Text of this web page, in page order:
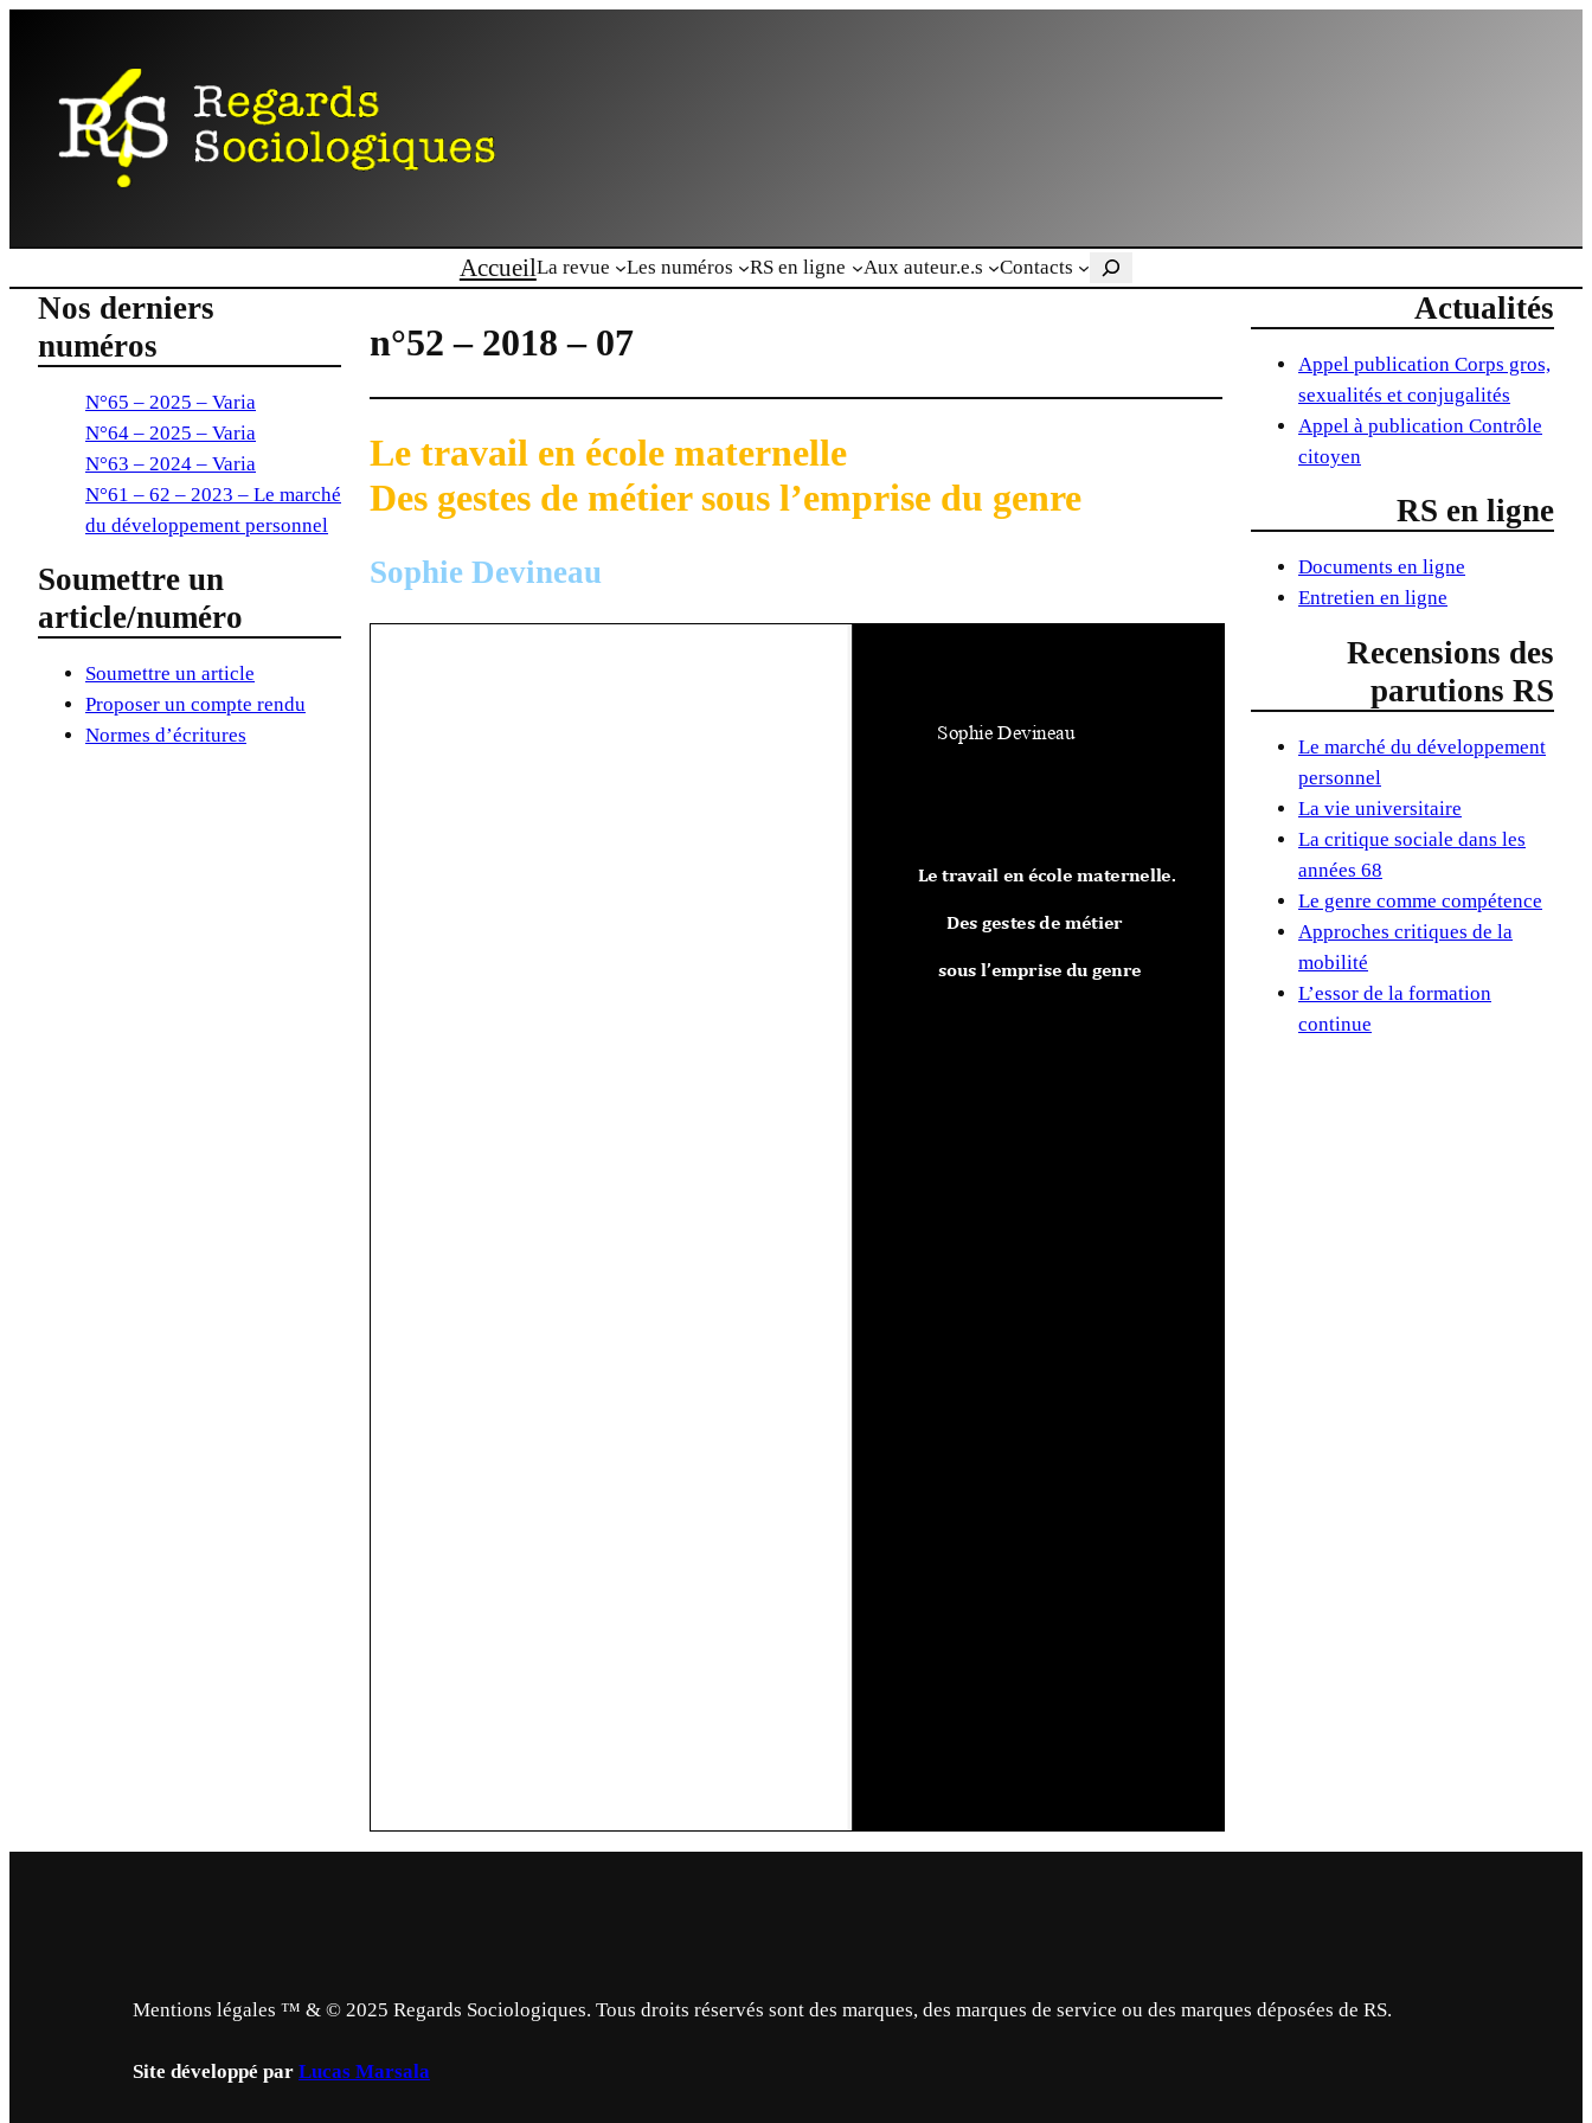
AccueilLa revue Les numéros RS en ligne Aux auteur.e.s Contacts Rechercher
Nos derniers
numéros
N°65 – 2025 – Varia
N°64 – 2025 – Varia
N°63 – 2024 – Varia
N°61 – 62 – 2023 – Le marché
du développement personnel
Soumettre un
article/numéro
Soumettre un article
Proposer un compte rendu
Normes d’écritures
n°52 – 2018 – 07
Le travail en école maternelle
Des gestes de métier sous l’emprise du genre
Sophie Devineau
Actualités
Appel publication Corps gros,
sexualités et conjugalités
Appel à publication Contrôle
citoyen
RS en ligne
Documents en ligne
Entretien en ligne
Recensions des
parutions RS
Le marché du développement
personnel
La vie universitaire
La critique sociale dans les
années 68
Le genre comme compétence
Approches critiques de la
mobilité
L’essor de la formation
continue
Mentions légales ™ & © 2025 Regards Sociologiques. Tous droits réservés sont des marques, des marques de service ou des marques déposées de RS.
Site développé par Lucas Marsala